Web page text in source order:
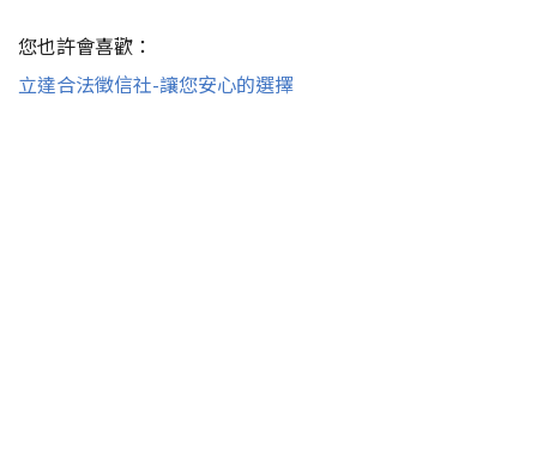
您也許會喜歡：
立達合法徵信社-讓您安心的選擇